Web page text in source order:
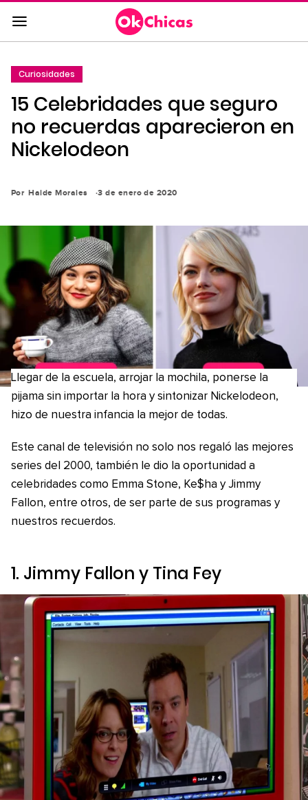
Saltar
al
contenido
la
navegación
principal
Curiosidades
15 Celebridades que seguro
no recuerdas aparecieron en
Nickelodeon
Por Haide Morales 3 de enero de 2020
Llegar de la escuela, arrojar la mochila, ponerse la
pijama sin importar la hora y sintonizar Nickelodeon,
hizo de nuestra infancia la mejor de todas.
Este canal de televisión no solo nos regaló las mejores
series del 2000, también le dio la oportunidad a
celebridades como Emma Stone, Ke$ha y Jimmy
Fallon, entre otros, de ser parte de sus programas y
nuestros recuerdos.
1. Jimmy Fallon y Tina Fey